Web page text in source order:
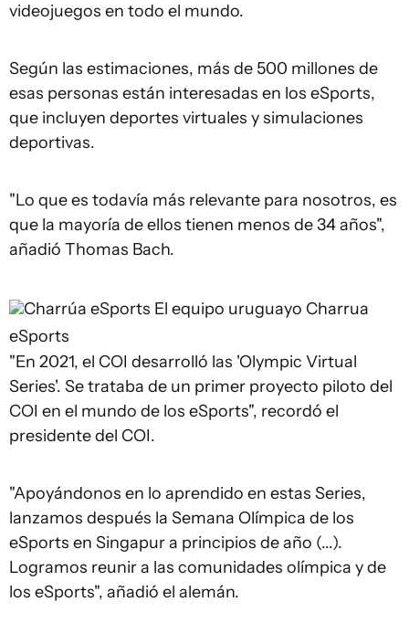
videojuegos en todo el mundo.
Según las estimaciones, más de 500 millones de
esas personas están interesadas en los eSports,
que incluyen deportes virtuales y simulaciones
deportivas.
"Lo que es todavía más relevante para nosotros, es
que la mayoría de ellos tienen menos de 34 años",
añadió Thomas Bach.
Charrúa eSports El equipo uruguayo Charrua
eSports
"En 2021, el COI desarrolló las 'Olympic Virtual
Series'. Se trataba de un primer proyecto piloto del
COI en el mundo de los eSports", recordó el
presidente del COI.
"Apoyándonos en lo aprendido en estas Series,
lanzamos después la Semana Olímpica de los
eSports en Singapur a principios de año (...).
Logramos reunir a las comunidades olímpica y de
los eSports", añadió el alemán.